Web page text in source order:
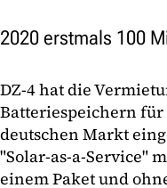
2020 erstmals 100
DZ-4 hat die
Batteriespeichern
deutschen Markt
"Solar-as-a-Service"
einem Paket und